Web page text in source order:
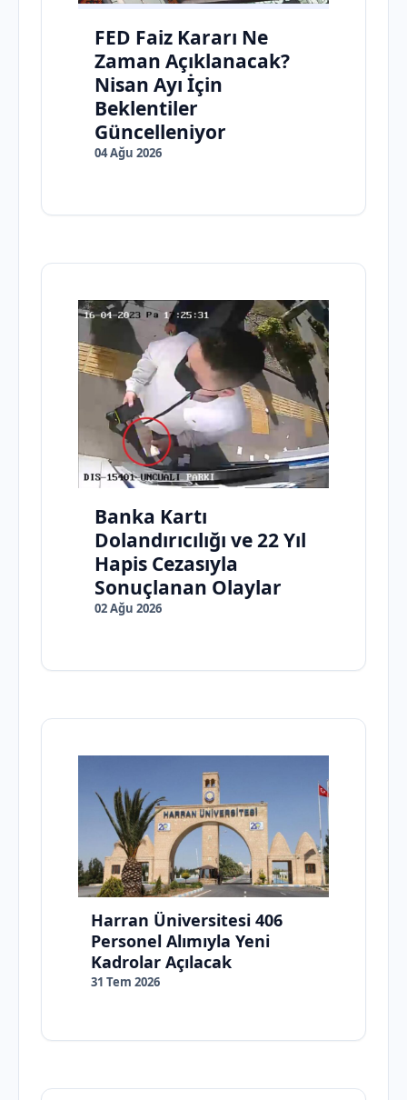
FED Faiz Kararı Ne
Zaman Açıklanacak?
Nisan Ayı İçin
Beklentiler
Güncelleniyor
04 Ağu 2026
Banka Kartı
Dolandırıcılığı ve 22 Yıl
Hapis Cezasıyla
Sonuçlanan Olaylar
02 Ağu 2026
Harran Üniversitesi 406
Personel Alımıyla Yeni
Kadrolar Açılacak
31 Tem 2026